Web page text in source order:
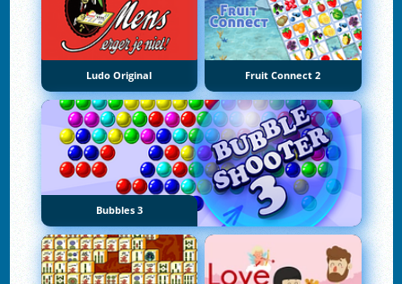
Ludo Original Fruit Connect 2
Bubbles 3